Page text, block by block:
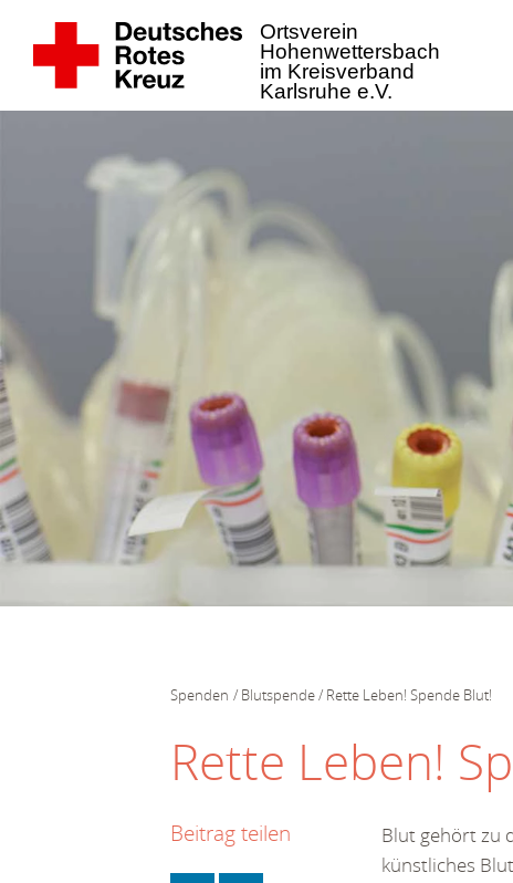
Ortsverein
Hohenwettersbach
im Kreisverband
Karlsruhe e.V.
Spenden Blutspende Rette Leben! Spende Blut!
Rette Leben!
Beitrag teilen
Blut gehört zu
künstliches